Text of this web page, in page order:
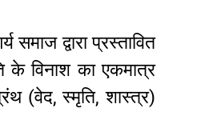
द्वारा प्रस्तावित
के विनाश का एकमात्र
(वेद, स्मृति, शास्त्र)